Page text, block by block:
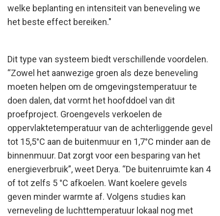
welke beplanting en intensiteit van beneveling we
het beste effect bereiken."
Dit type van systeem biedt verschillende voordelen.
“Zowel het aanwezige groen als deze beneveling
moeten helpen om de omgevingstemperatuur te
doen dalen, dat vormt het hoofddoel van dit
proefproject. Groengevels verkoelen de
oppervlaktetemperatuur van de achterliggende gevel
tot 15,5°C aan de buitenmuur en 1,7°C minder aan de
binnenmuur. Dat zorgt voor een besparing van het
energieverbruik”, weet Derya. “De buitenruimte kan 4
of tot zelfs 5 °C afkoelen. Want koelere gevels
geven minder warmte af. Volgens studies kan
verneveling de luchttemperatuur lokaal nog met